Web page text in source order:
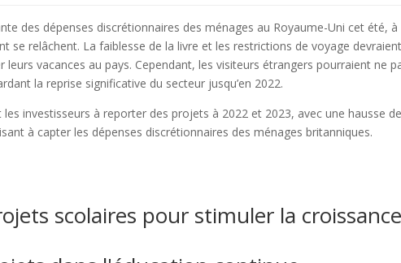
des dépenses discrétionnaires des ménages au Royaume-Uni cet été, à
se relâchent. La faiblesse de la livre et les restrictions de voyage
vacances au pays. Cependant, les visiteurs étrangers pourraient ne
la reprise significative du secteur jusqu’en 2022.
investisseurs à reporter des projets à 2022 et 2023, avec une hausse
à capter les dépenses discrétionnaires des ménages britanniques.
scolaires pour stimuler la